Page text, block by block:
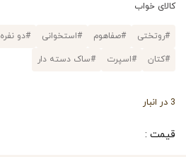
کالای خواب
#روتختی #صفاهوم #استخوانی #دو نفره
#کتان #اسپرت #ساک دسته دار
3 در انبار
قیمت :